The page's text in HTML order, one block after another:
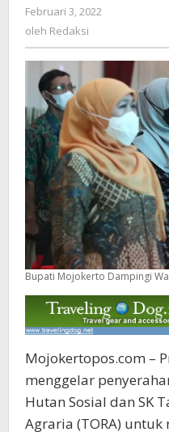
Februari 3, 2022
oleh Redaksi
Bupati Mojokerto Dampingi
Mojokertopos.com –
menggelar
Hutan Sosial dan SK
Agraria (TORA)